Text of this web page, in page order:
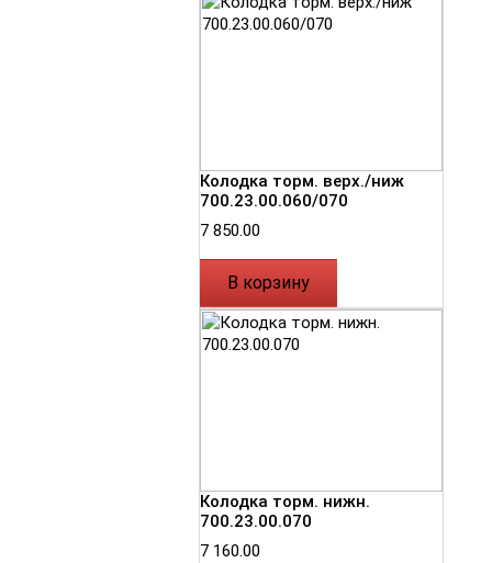
Колодка торм. верх./ниж
700.23.00.060/070
7 850.00
В корзину
Колодка торм. нижн.
700.23.00.070
7 160.00